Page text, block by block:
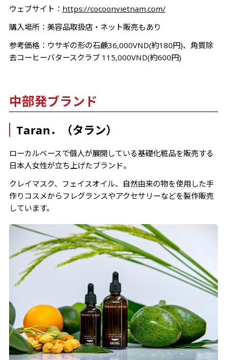
ウェブサイト： https://cocoonvietnam.com/
購入場所：美容品取扱店・ネット販売もあり
参考価格：ウサギの形の石鹸36,000VND(約180円)、角質除
去コーヒーバタースクラブ 115,000VND(約600円)
中部発ブランド
Taran．（タラン）
ローカルベースで個人が展開している基礎化粧品を販売する
日本人女性が立ち上げたブランド。
クレイマスク、フェイスオイル、自然由来の物を使用した手
作りコスメからフレグランスやアクセサリーなどを製作販売
しています。